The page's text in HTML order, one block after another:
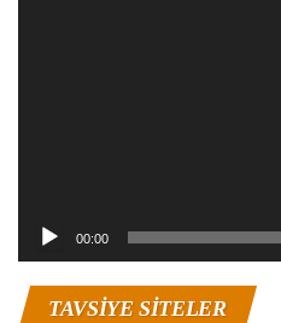
00:00
TAVSIYE SITELER